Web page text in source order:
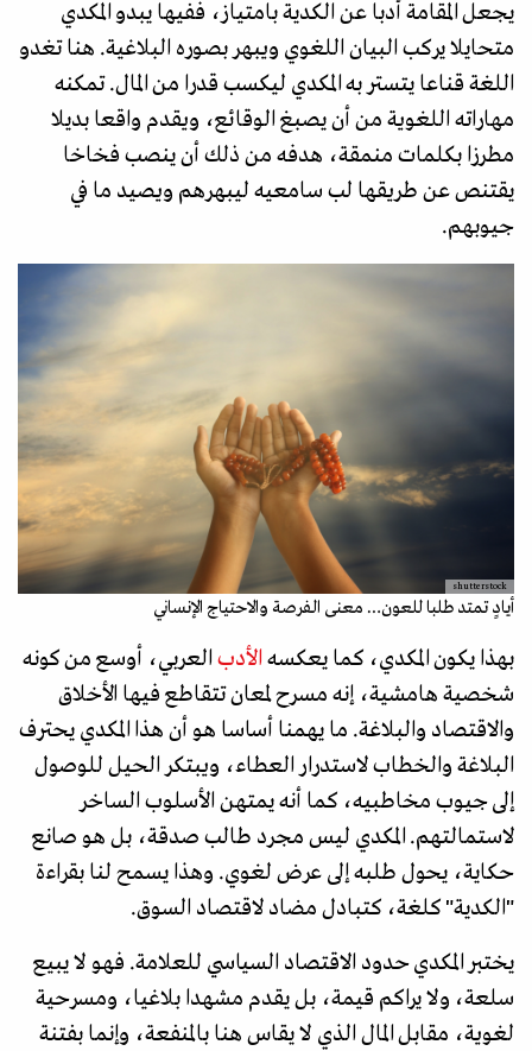
يجعل المقامة أدبا عن الكدية بامتياز، ففيها يبدو المكدي
متحايلا يركب البيان اللغوي ويبهر بصوره البلاغية. هنا تغدو
اللغة قناعا يتستر به المكدي ليكسب قدرا من المال. تمكنه
مهاراته اللغوية من أن يصبغ الوقائع، ويقدم واقعا بديلا
مطرزا بكلمات منمقة، هدفه من ذلك أن ينصب فخاخا
يقتنص عن طريقها لب سامعيه ليبهرهم ويصيد ما في
جيوبهم.
shutterstock
أيادٍ تمتد طلبا للعون… معنى الفرصة والاحتياج الإنساني
بهذا يكون المكدي، كما يعكسه الأدب العربي، أوسع من كونه
شخصية هامشية، إنه مسرح لمعان تتقاطع فيها الأخلاق
والاقتصاد والبلاغة. ما يهمنا أساسا هو أن هذا المكدي يحترف
البلاغة والخطاب لاستدرار العطاء، ويبتكر الحيل للوصول
إلى جيوب مخاطبيه، كما أنه يمتهن الأسلوب الساخر
لاستمالتهم. المكدي ليس مجرد طالب صدقة، بل هو صانع
حكاية، يحول طلبه إلى عرض لغوي. وهذا يسمح لنا بقراءة
"الكدية" كلغة، كتبادل مضاد لاقتصاد السوق.
يختبر المكدي حدود الاقتصاد السياسي للعلامة. فهو لا يبيع
سلعة، ولا يراكم قيمة، بل يقدم مشهدا بلاغيا، ومسرحية
لغوية، مقابل المال الذي لا يقاس هنا بالمنفعة، وإنما بفتنة